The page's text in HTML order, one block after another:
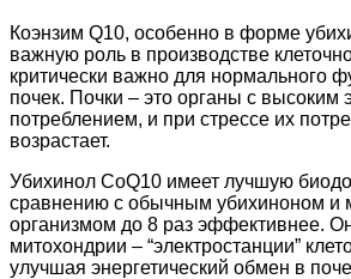
Коэнзим Q10, особенно в форме
важную роль в производстве
критически важно для нормального
почек. Почки – это органы с высоким
потреблением, и при стрессе их
возрастает.
Убихинол CoQ10 имеет лучшую
сравнению с обычным убихиноном и
организмом до 8 раз эффективнее.
митохондрии – “электростанции”
улучшая энергетический обмен в